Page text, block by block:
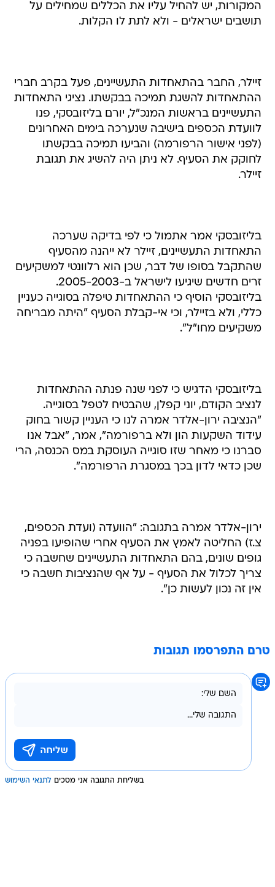
המקורות, יש להחיל עליו את הכללים שמחילים על
תושבים ישראלים - ולא לתת לו הקלות.
זיילר, החבר בהתאחדות התעשיינים, פעל בקרב חברי
ההתאחדות להשגת תמיכה בבקשתו. נציגי התאחדות
התעשיינים בראשות המנכ"ל, יורם בליזובסקי, פנו
לוועדת הכספים בישיבה שנערכה בימים האחרונים
(לפני אישור הרפורמה) והביעו תמיכה בבקשתו
לחוקק את הסעיף. לא ניתן היה להשיג את תגובת
זיילר.
בליזובסקי אמר אתמול כי לפי בדיקה שערכה
התאחדות התעשיינים, זיילר לא ייהנה מהסעיף
שהתקבל בסופו של דבר, שכן הוא רלוונטי למשקיעים
זרים חדשים שיגיעו לישראל ב-2005-2003.
בליזובסקי הוסיף כי ההתאחדות טיפלה בסוגייה כעניין
כללי, ולא בזיילר, וכי אי-קבלת הסעיף "היתה מבריחה
משקיעים מחו"ל".
בליזובסקי הדגיש כי לפני שנה פנתה ההתאחדות
לנציב הקודם, יוני קפלן, שהבטיח לטפל בסוגייה.
"הנציבה ירון-אלדר אמרה לנו כי העניין קשור בחוק
עידוד השקעות הון ולא ברפורמה", אמר, "אבל אנו
סברנו כי מאחר שזו סוגייה העוסקת במס הכנסה, הרי
שכן כדאי לדון בכך במסגרת הרפורמה".
ירון-אלדר אמרה בתגובה: "הוועדה (ועדת הכספים,
צ.ז) החליטה לאמץ את הסעיף אחרי שהופיעו בפניה
גופים שונים, בהם התאחדות התעשיינים שחשבה כי
צריך לכלול את הסעיף - על אף שהנציבות חשבה כי
אין זה נכון לעשות כן".
טרם התפרסמו תגובות
בשליחת התגובה אני מסכים לתנאי השימוש